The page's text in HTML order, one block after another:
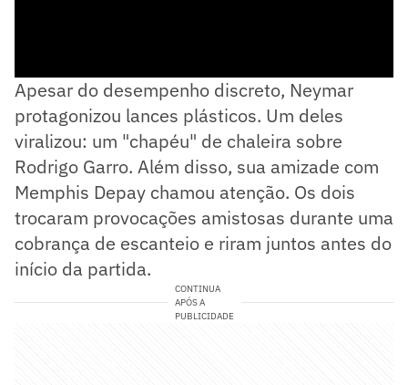
Apesar do desempenho discreto, Neymar
protagonizou lances plásticos. Um deles
viralizou: um "chapéu" de chaleira sobre
Rodrigo Garro. Além disso, sua amizade com
Memphis Depay chamou atenção. Os dois
trocaram provocações amistosas durante uma
cobrança de escanteio e riram juntos antes do
início da partida.
CONTINUA
APÓS A
PUBLICIDADE